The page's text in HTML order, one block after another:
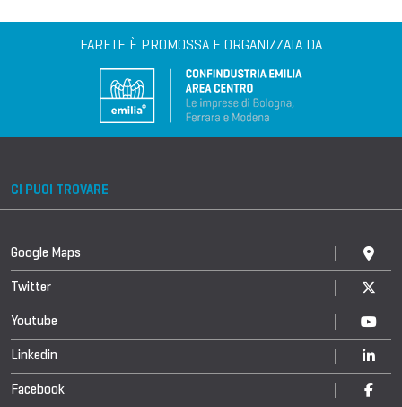
FARETE È PROMOSSA E ORGANIZZATA DA
CI PUOI TROVARE
Google Maps
Twitter
Youtube
Linkedin
Facebook